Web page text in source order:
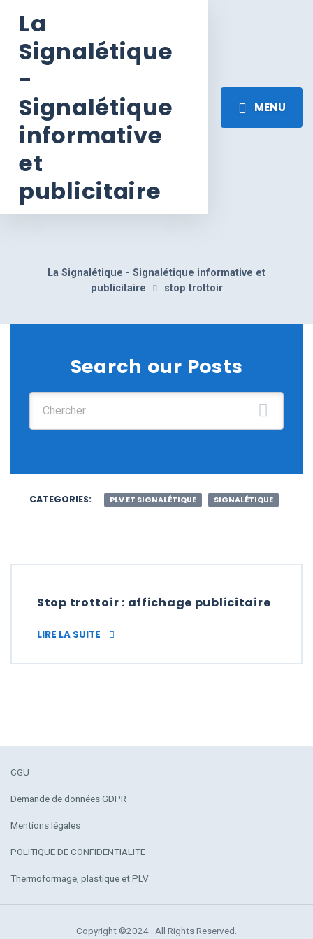
La
Signalétique
-
Signalétique
informative
et
publicitaire
MENU
La Signalétique - Signalétique informative et
publicitaire
stop trottoir
Search our Posts
CATEGORIES: PLV ET SIGNALÉTIQUE SIGNALÉTIQUE
Stop trottoir : affichage publicitaire
LIRE LA SUITE STOP TROTTOIR : AFFICHAGE PUBLICITAIRE
CGU
Demande de données GDPR
Mentions légales
POLITIQUE DE CONFIDENTIALITE
Thermoformage, plastique et PLV
Copyright ©2024 . All Rights Reserved.